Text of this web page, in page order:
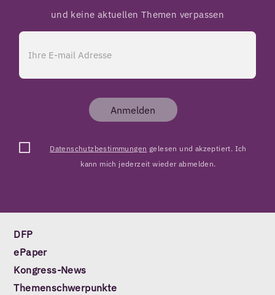
und keine aktuellen Themen verpassen
Anmelden
Datenschutzbestimmungen gelesen und akzeptiert. Ich
kann mich jederzeit wieder abmelden.
DFP
ePaper
Kongress-News
Themenschwerpunkte